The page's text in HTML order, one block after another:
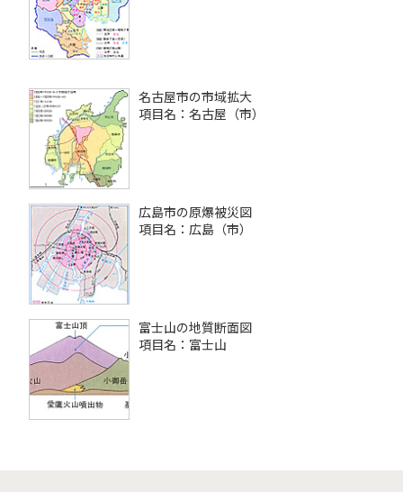
名古屋市の市域拡大
項目名：名古屋（市）
広島市の原爆被災図
項目名：広島（市）
富士山の地質断面図
項目名：富士山